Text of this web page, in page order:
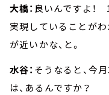
大橋： 良いんですよ！
実現していることが
が近いかな、と。
水谷： そうなると、今
は、あるんですか？